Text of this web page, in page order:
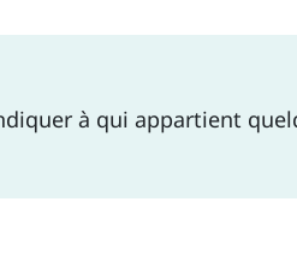
à qui appartient